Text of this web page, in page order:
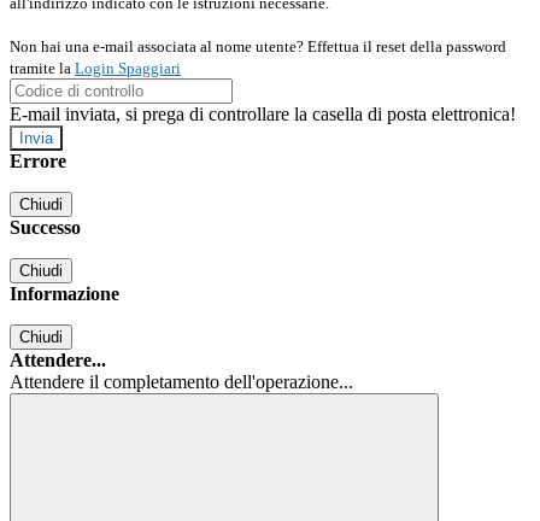
Non hai una e-mail associata al nome utente? Effettua il reset della password
tramite la Login Spaggiari
E-mail inviata, si prega di controllare la casella di posta elettronica!
Errore
Chiudi
Successo
Chiudi
Informazione
Chiudi
Attendere...
Attendere il completamento dell'operazione...